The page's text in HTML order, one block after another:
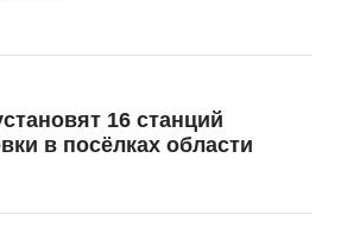
16 станций
в посёлках области